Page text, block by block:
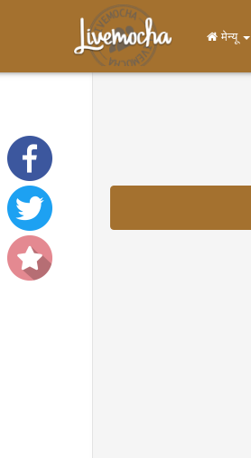
मेन्यू